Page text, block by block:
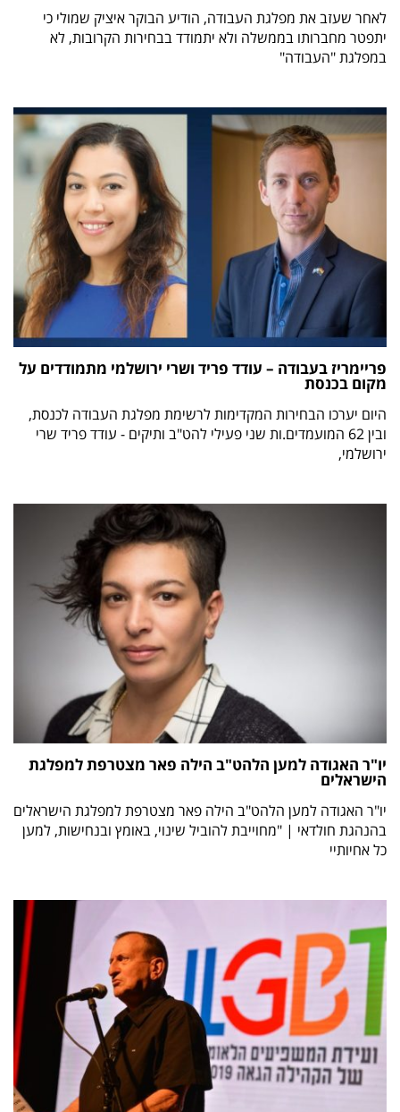
לאחר שעזב את מפלגת העבודה, הודיע הבוקר איציק שמולי כי
יתפטר מחברותו בממשלה ולא יתמודד בבחירות הקרובות, לא
במפלגת "העבודה"
פריימריז בעבודה – עודד פריד ושרי ירושלמי מתמודדים על
מקום בכנסת
היום יערכו הבחירות המקדימות לרשימת מפלגת העבודה לכנסת,
ובין 62 המועמדים.ות שני פעילי להט"ב ותיקים - עודד פריד שרי
ירושלמי,
יו"ר האגודה למען הלהט"ב הילה פאר מצטרפת למפלגת
הישראלים
יו"ר האגודה למען הלהט"ב הילה פאר מצטרפת למפלגת הישראלים
בהנהגת חולדאי | "מחוייבת להוביל שינוי, באומץ ובנחישות, למען
כל אחיותיי